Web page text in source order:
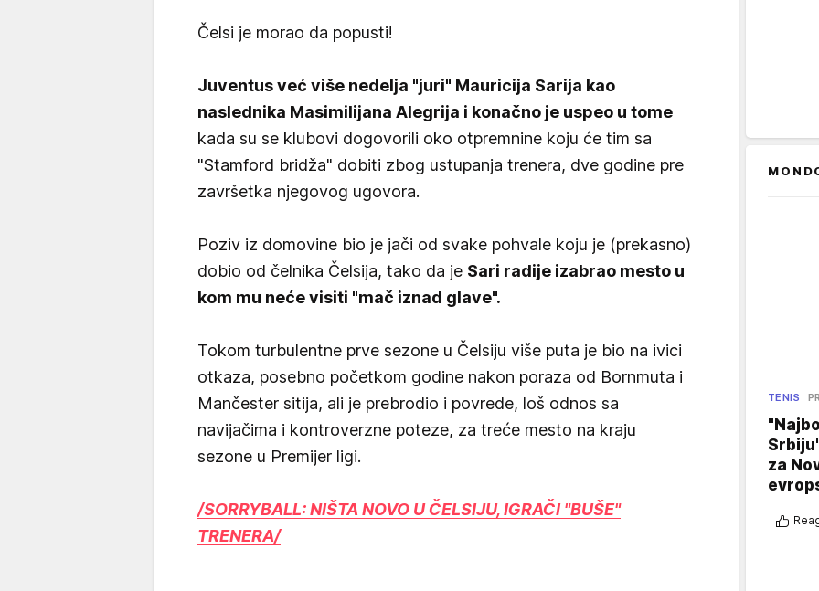
Čelsi je morao da popusti!
Juventus već više nedelja "juri" Mauricija Sarija kao
naslednika Masimilijana Alegrija i konačno je uspeo u tome
kada su se klubovi dogovorili oko otpremnine koju će tim sa
"Stamford bridža" dobiti zbog ustupanja trenera, dve godine pre
završetka njegovog ugovora.
Poziv iz domovine bio je jači od svake pohvale koju je (prekasno)
dobio od čelnika Čelsija, tako da je Sari radije izabrao mesto u
kom mu neće visiti "mač iznad glave".
Tokom turbulentne prve sezone u Čelsiju više puta je bio na ivici
otkaza, posebno početkom godine nakon poraza od Bornmuta i
Mančester sitija, ali je prebrodio i povrede, loš odnos sa
navijačima i kontroverzne poteze, za treće mesto na kraju
sezone u Premijer ligi.
/SORRYBALL: NIŠTA NOVO U ČELSIJU, IGRAČI "BUŠE"
TRENERA/
TENIS
za